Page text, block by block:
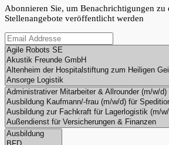
Abonnieren Sie, um Benachrichtigungen zu
Stellenangebote veröffentlicht werden